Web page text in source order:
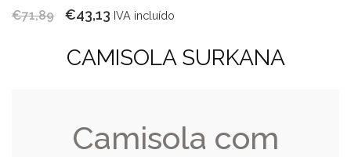
€71,89
O
original
€43,13 O
atual
IVA incluído
CAMISOLA SURKANA
Camisola com